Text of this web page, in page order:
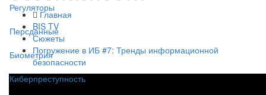
Регуляторы
Персданные
Биометрия
Киберпреступность
Главная
BIS TV
Сюжеты
Погружение в ИБ #7: Тренды информационной
безопасности